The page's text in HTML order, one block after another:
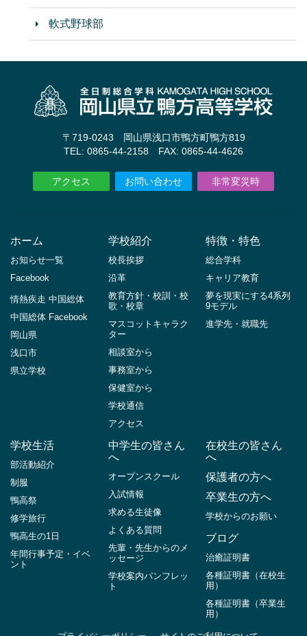
軟式野球部
〒719-0243 岡山県浅口市鴨方町鴨方819
TEL: 0865-44-2158 FAX: 0865-44-4626
アクセス お問い合わせ 非常変災時
ホーム
お知らせ一覧
Facebook
情熱疾走 中国総体
中国総体 Facebook
岡山県
浅口市
県立学校
学校紹介
校長挨拶
沿革
教育方針・校訓・校
歌・校章
マスコットキャラク
ター
相談室から
事務室から
保健室から
学校通信
アクセス
特徴・特色
総合学科
キャリア教育
夢を現実にする4系列
9モデル
進学先・就職先
学校生活
部活動紹介
制服
鴨高祭
修学旅行
鴨高生の1日
年間行事予定・イベ
ント
中学生の皆さん
へ
オープンスクール
入試情報
求める生徒像
よくある質問
先輩・先生からのメ
ッセージ
学校案内パンフレッ
ト
在校生の皆さん
へ
保護者の方へ
卒業生の方へ
学校からのお願い
ブログ
治癒証明書
各種証明書（在校生
用）
各種証明書（卒業生
用）